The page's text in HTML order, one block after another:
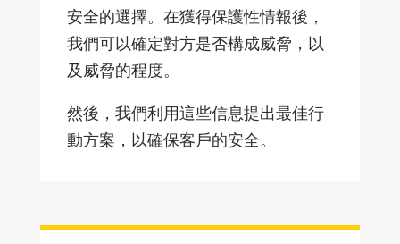
安全的選擇。在獲得保護性情報後，
我們可以確定對方是否構成威脅，以
及威脅的程度。
然後，我們利用這些信息提出最佳行
動方案，以確保客戶的安全。